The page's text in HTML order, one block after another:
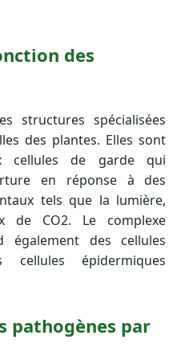
des
structures spécialisées
des plantes. Elles sont
cellules de garde qui
en réponse à des
tels que la lumière,
de CO2. Le complexe
également des cellules
épidermiques
par